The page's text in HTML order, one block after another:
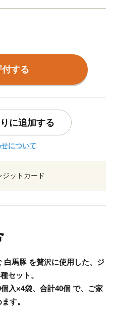
付する
に追加する
について
ジットカード
白馬豚 を贅沢に使用した、ジ
セット。
入×4袋、合計40個 で、ご家
す。